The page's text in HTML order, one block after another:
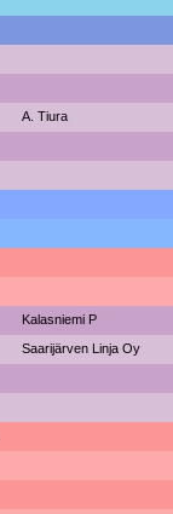
A. Tiura
Kalasniemi P
Saarijärven Linja Oy